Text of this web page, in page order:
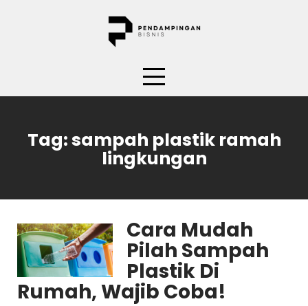
Tag:sampah plastik ramah
lingkungan
Cara Mudah
Pilah Sampah
Plastik Di
Rumah, Wajib Coba!